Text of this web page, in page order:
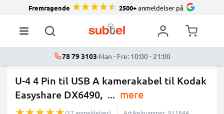
Fremragende 2500+anmeldelser på
78 79 3103·Man - Fre: 10:00 - 21:00
U-4 4 Pin til USB A kamerakabel til Kodak
Easyshare DX6490, ... mere